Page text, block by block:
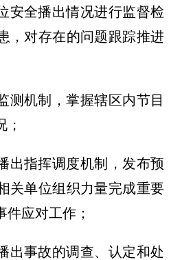
安全播出情况进行监督检
，对存在的问题跟踪推进
测机制，掌握辖区内节目
出指挥调度机制，发布预
关单位组织力量完成重要
应对工作；
出事故的调查、认定和处